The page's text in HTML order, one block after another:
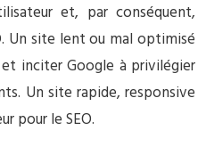
et, par conséquent,
Un site lent ou mal optimisé
inciter Google à privilégier
Un site rapide, responsive
pour le SEO.